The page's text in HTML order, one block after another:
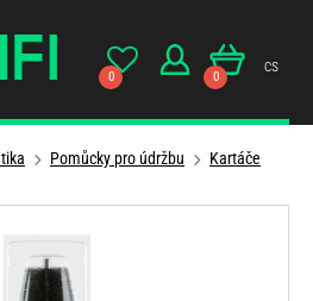
0 0
cs
Pomůcky pro údržbu Kartáče